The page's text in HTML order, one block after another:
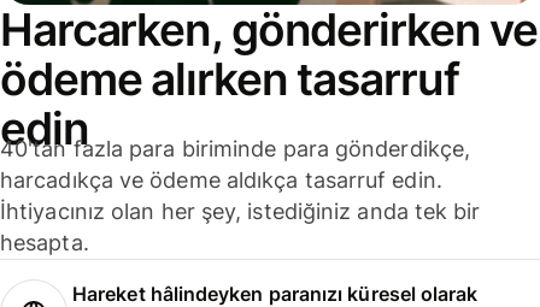
Harcarken, gönderirken ve
ödeme alırken tasarruf
edin
40'tan fazla para biriminde para gönderdikçe,
harcadıkça ve ödeme aldıkça tasarruf edin.
İhtiyacınız olan her şey, istediğiniz anda tek bir
hesapta.
Hareket hâlindeyken paranızı küresel olarak